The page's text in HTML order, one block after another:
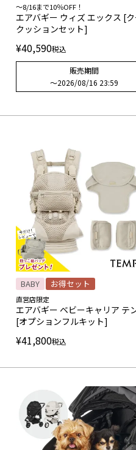
～8/16まで10％OFF！
エアバギー ウィズ エックス [
クッションセット]
¥40,590税込
販売期間
〜2026/08/16 23:59
BABY お得セット
直営店限定
エアバギー ベビーキャリア テ
[オプションフルキット]
¥41,800税込